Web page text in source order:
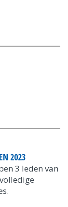
2023
3 leden van